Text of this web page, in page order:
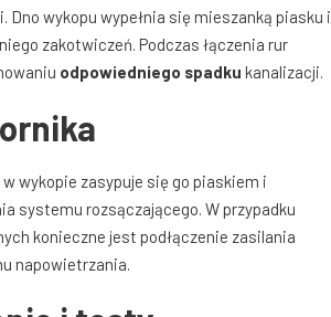
. Dno wykopu wypełnia się mieszanką piasku i
zakotwiczeń. Podczas łączenia rur
odpowiedniego spadku kanalizacji.
wykopie zasypuje się go piaskiem i
systemu rozsączającego. W przypadku
konieczne jest podłączenie zasilania
napowietrzania.